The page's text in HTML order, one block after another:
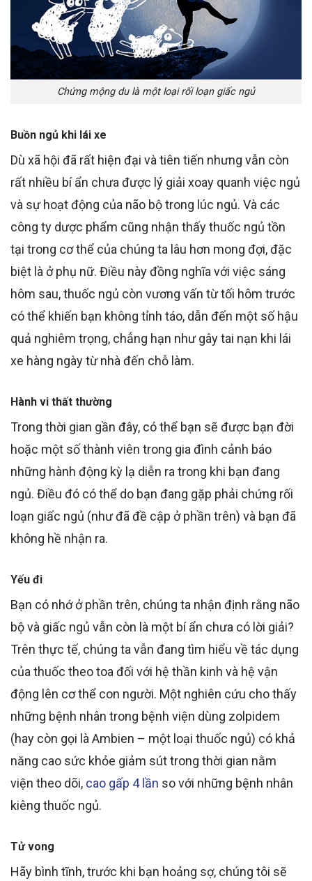
Chứng mộng du là một loại rối loạn giấc ngủ
Buồn ngủ khi lái xe
Dù xã hội đã rất hiện đại và tiên tiến nhưng vẫn còn
rất nhiều bí ẩn chưa được lý giải xoay quanh việc ngủ
và sự hoạt động của não bộ trong lúc ngủ. Và các
công ty dược phẩm cũng nhận thấythuốc ngủ tồn
tại trong cơ thể của chúng ta lâu hơn mong đợi, đặc
biệt là ở phụ nữ. Điều này đồng nghĩa với việc sáng
hôm sau, thuốc ngủ còn vương vấn từ tối hôm trước
có thể khiến bạn không tỉnh táo, dẫn đến một sốhậu
quả nghiêm trọng, chẳng hạn như gây tai nạn khi lái
xe hàng ngày từ nhà đến chỗ làm.
Hành vi thất thường
Trong thời gian gần đây, có thể bạn sẽ được bạn đời
hoặc một sốthành viên trong gia đình cảnh báo
những hành động kỳ lạ diễn ra trong khi bạn đang
ngủ. Điều đó có thể do bạn đang gặp phải chứng rối
loạn giấc ngủ (như đã đề cập ở phần trên) và bạn đã
không hề nhận ra.
Yếu đi
Bạn có nhớ ở phần trên, chúng ta nhận định rằng não
bộ và giấc ngủ vẫn còn là một bí ẩn chưa có lời giải?
Trên thực tế, chúng ta vẫn đang tìm hiểu về tác dụng
của thuốc theo toa đối với hệ thần kinh và hệ vận
động lên cơ thể con người. Một nghiên cứu cho thấy
những bệnh nhân trong bệnh viện dùng zolpidem
(hay còn gọi là Ambien – một loại thuốc ngủ) có khả
năng cao sức khỏe giảm súttrong thời gian nằm
viện theo dõi, cao gấp 4 lần so với những bệnh nhân
kiêng thuốc ngủ.
Tử vong
Hãy bình tĩnh, trước khi bạn hoảng sợ, chúng tôi sẽ